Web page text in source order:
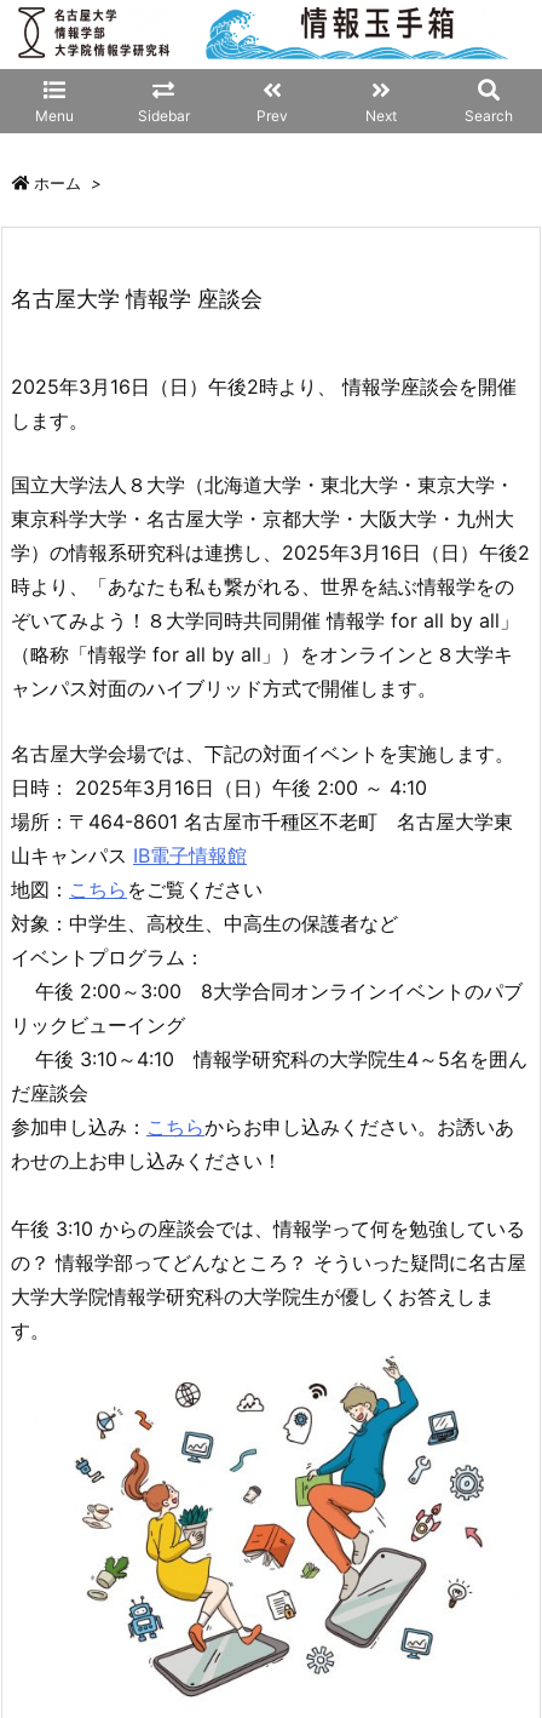
Menu Sidebar Prev Next Search
ホーム >
名古屋大学 情報学 座談会
2025年3月16日（日）午後2時より、 情報学座談会を開催
します。
国立大学法人８大学（北海道大学・東北大学・東京大学・
東京科学大学・名古屋大学・京都大学・大阪大学・九州大
学）の情報系研究科は連携し、2025年3月16日（日）午後2
時より、「あなたも私も繋がれる、世界を結ぶ情報学をの
ぞいてみよう！８大学同時共同開催 情報学 for all by all」
（略称「情報学 for all by all」）をオンラインと８大学キ
ャンパス対面のハイブリッド方式で開催します。
名古屋大学会場では、下記の対面イベントを実施します。
日時： 2025年3月16日（日）午後 2:00 ～ 4:10
場所：〒464-8601 名古屋市千種区不老町 名古屋大学東
山キャンパス IB電子情報館
地図： こちら をご覧ください
対象：中学生、高校生、中高生の保護者など
イベントプログラム：
午後 2:00～3:00 8大学合同オンラインイベントのパブ
リックビューイング
午後 3:10～4:10 情報学研究科の大学院生4～5名を囲ん
だ座談会
参加申し込み： こちらからお申し込みください。お誘いあ
わせの上お申し込みください！
午後 3:10 からの座談会では、情報学って何を勉強している
の？ 情報学部ってどんなところ？ そういった疑問に名古屋
大学大学院情報学研究科の大学院生が優しくお答えしま
す。